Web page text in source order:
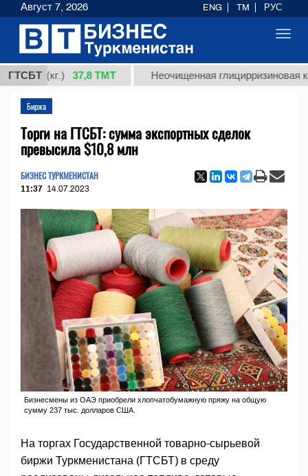
ГТСБТ
(кг.) 37,8 ТМТ Неочищенная глицирризиновая кислота
Биржа
Торги на ГТСБТ: сумма экспортных сделок
превысила $10,8 млн
БИЗНЕС ТУРКМЕНИСТАН
11:37 14.07.2023
Бизнесмены из ОАЭ приобрели хлопчатобумажную пряжу на общую
сумму 237 тыс. долларов США.
На торгах Государственной товарно-сырьевой
биржи Туркменистана (ГТСБТ) в среду
Август 7, 2026 ENG TM РУС